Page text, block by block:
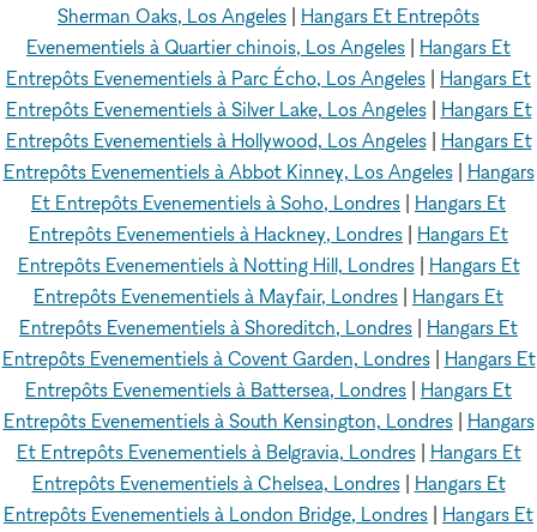
Sherman Oaks, Los Angeles
Hangars Et Entrepôts
Evenementiels à Quartier chinois, Los Angeles
Hangars Et
Entrepôts Evenementiels à Parc Écho, Los Angeles
Hangars Et
Entrepôts Evenementiels à Silver Lake, Los Angeles| Hangars Et
Entrepôts Evenementiels à Hollywood, Los Angeles| Hangars Et
Entrepôts Evenementiels à Abbot Kinney, Los Angeles| Hangars
Et Entrepôts Evenementiels à Soho, Londres
Hangars Et
Entrepôts Evenementiels à Hackney, Londres
Hangars Et
Entrepôts Evenementiels à Notting Hill, Londres| Hangars Et
Entrepôts Evenementiels à Mayfair, Londres
Hangars Et
Entrepôts Evenementiels à Shoreditch, Londres
Hangars Et
Entrepôts Evenementiels à Covent Garden, Londres| Hangars Et
Entrepôts Evenementiels à Battersea, Londres
Hangars Et
Entrepôts Evenementiels à South Kensington, Londres| Hangars
Et Entrepôts Evenementiels à Belgravia, Londres| Hangars Et
Entrepôts Evenementiels à Chelsea, Londres| Hangars Et
Entrepôts Evenementiels à London Bridge, Londres
Hangars Et